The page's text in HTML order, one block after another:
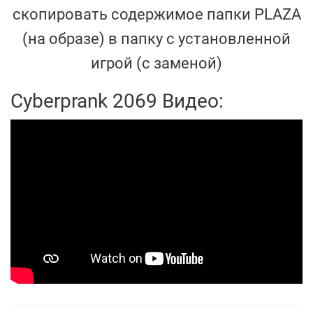
скопировать содержимое папки PLAZA
(на образе) в папку с установленной
игрой (с заменой)
Cyberprank 2069 Видео: